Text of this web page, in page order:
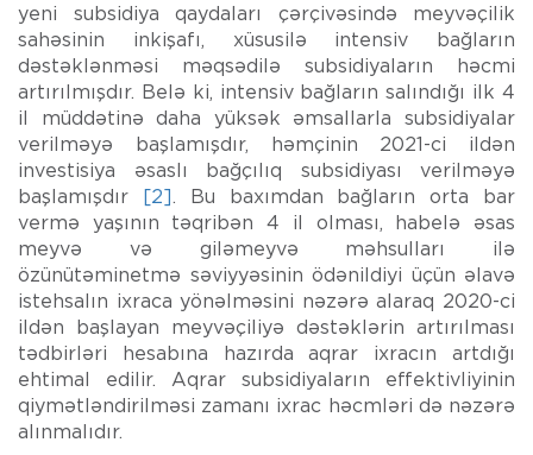
yeni subsidiya qaydaları çərçivəsində meyvəçilik
sahəsinin inkişafı, xüsusilə intensiv bağların
dəstəklənməsi məqsədilə subsidiyaların həcmi
artırılmışdır. Belə ki, intensiv bağların salındığı ilk 4
il müddətinə daha yüksək əmsallarla subsidiyalar
verilməyə başlamışdır, həmçinin 2021-ci ildən
investisiya əsaslı bağçılıq subsidiyası verilməyə
başlamışdır [2]. Bu baxımdan bağların orta bar
vermə yaşının təqribən 4 il olması, habelə əsas
meyvə və giləmeyvə məhsulları ilə
özünütəminetmə səviyyəsinin ödənildiyi üçün əlavə
istehsalın ixraca yönəlməsini nəzərə alaraq 2020-ci
ildən başlayan meyvəçiliyə dəstəklərin artırılması
tədbirləri hesabına hazırda aqrar ixracın artdığı
ehtimal edilir. Aqrar subsidiyaların effektivliyinin
qiymətləndirilməsi zamanı ixrac həcmləri də nəzərə
alınmalıdır.